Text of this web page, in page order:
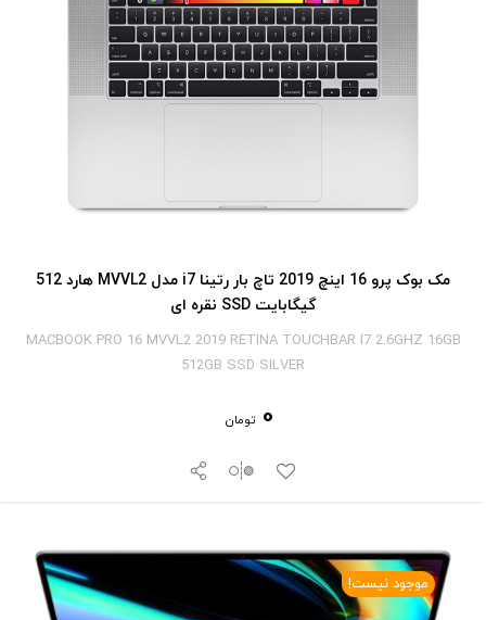
مک بوک پرو 16 اینچ 2019 تاچ بار رتینا i7 مدل MVVL2 هارد 512
گیگابایت SSD نقره ای
MACBOOK PRO 16 MVVL2 2019 RETINA TOUCHBAR I7 2.6GHZ 16GB
512GB SSD SILVER
0 تومان
موجود نیست!